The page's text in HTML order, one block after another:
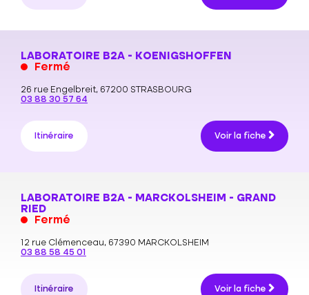
LABORATOIRE B2A - KOENIGSHOFFEN
Fermé
26 rue Engelbreit, 67200 STRASBOURG
03 88 30 57 64
Itinéraire Voir la fiche
LABORATOIRE B2A - MARCKOLSHEIM - GRAND
RIED
Fermé
12 rue Clémenceau, 67390 MARCKOLSHEIM
03 88 58 45 01
Itinéraire Voir la fiche